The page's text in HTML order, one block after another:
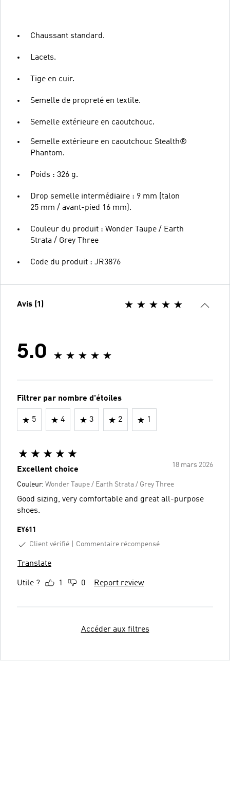
Chaussant standard.
Lacets.
Tige en cuir.
Semelle de propreté en textile.
Semelle extérieure en caoutchouc.
Semelle extérieure en caoutchouc Stealth®
Phantom.
Poids : 326 g.
Drop semelle intermédiaire : 9 mm (talon
25 mm / avant-pied 16 mm).
Couleur du produit : Wonder Taupe / Earth
Strata / Grey Three
Code du produit : JR3876
Avis (1)
5.0
Filtrer par nombre d'étoiles
5 4 3 2 1
18 mars 2026
Excellent choice
Couleur: Wonder Taupe / Earth Strata / Grey Three
Good sizing, very comfortable and great all-purpose
shoes.
EY611
Client vérifié
Commentaire récompensé
Translate
Utile ? 1 0 Report review
Accéder aux filtres